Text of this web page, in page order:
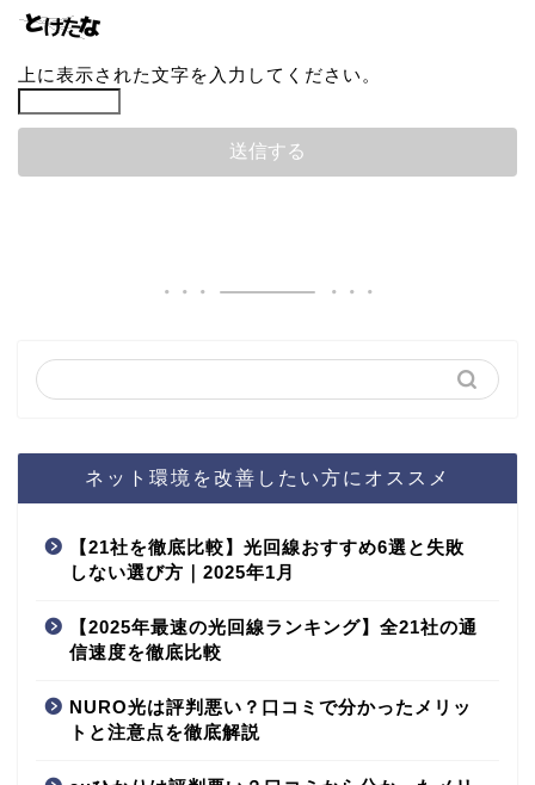
上に表示された文字を入力してください。
ネット環境を改善したい方にオススメ
【21社を徹底比較】光回線おすすめ6選と失敗
しない選び方｜2025年1月
【2025年最速の光回線ランキング】全21社の通
信速度を徹底比較
NURO光は評判悪い？口コミで分かったメリッ
トと注意点を徹底解説